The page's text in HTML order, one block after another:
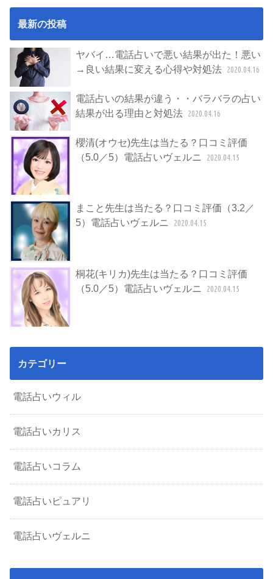
最新の投稿
ヤバイ…電話占いで悪い結果が出た！悪い
→良い結果に変える心得や対処法 2020.04.16
電話占いの結果が違う・・バラバラの占い
結果が出る理由と対処法 2020.04.16
櫻清(オウセ)先生は当たる？口コミ評価
（5.0／5）電話占いヴェルニ
2020.04.15
まこと先生は当たる？口コミ評価（3.2／
5）電話占いヴェルニ
2020.04.15
桐花(キリカ)先生は当たる？口コミ評価
（5.0／5）電話占いヴェルニ
2020.04.15
カテゴリー
電話占いウィル
電話占いカリス
電話占いコラム
電話占いピュアリ
電話占いヴェルニ